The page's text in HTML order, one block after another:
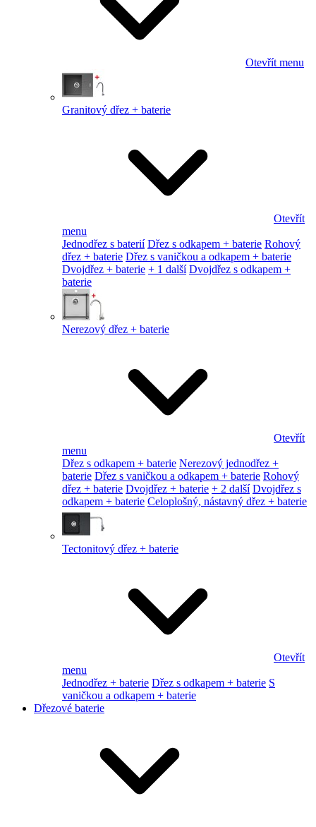
Otevřít menu
Granitový dřez + baterie
Otevřít
menu
Jednodřez s baterií Dřez s odkapem + baterie Rohový
dřez + baterie Dřez s vaničkou a odkapem + baterie
Dvojdřez + baterie + 1 další Dvojdřez s odkapem +
baterie
Nerezový dřez + baterie
Otevřít
menu
Dřez s odkapem + baterie Nerezový jednodřez +
baterie Dřez s vaničkou a odkapem + baterie Rohový
dřez + baterie Dvojdřez + baterie + 2 další Dvojdřez s
odkapem + baterie Celoplošný, nástavný dřez + baterie
Tectonitový dřez + baterie
Otevřít
menu
Jednodřez + baterie Dřez s odkapem + baterie S
vaničkou a odkapem + baterie
Dřezové baterie